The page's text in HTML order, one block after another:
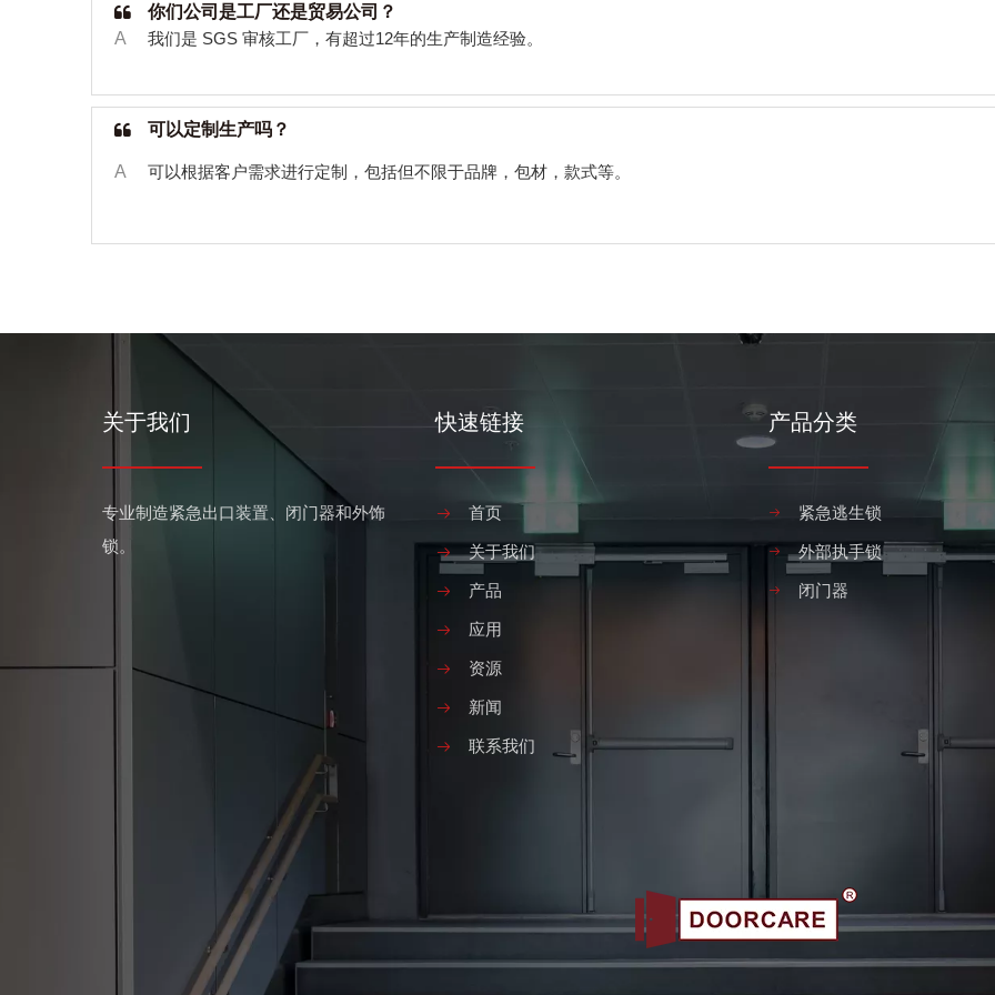
你们公司是工厂还是贸易公司？
A
我们是 SGS 审核工厂，有超过12年的生产制造经验。
可以定制生产吗？
A 可以根据客户需求进行定制，包括但不限于品牌，包材，款式等。
关于我们
专业制造紧急出口装置、闭门器和外饰
锁。
快速链接
首页
关于我们
产品
应用
资源
新闻
联系我们
产品分类
紧急逃生锁
外部执手锁
闭门器